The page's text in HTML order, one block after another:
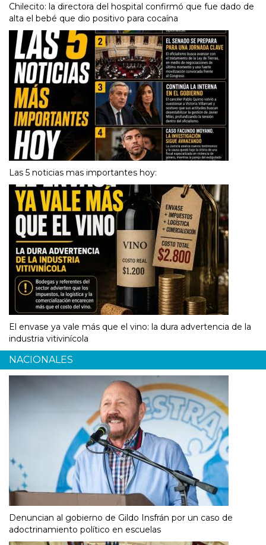
Chilecito: la directora del hospital confirmó que fue dado de
alta el bebé que dio positivo para cocaína
Las 5 noticias mas importantes hoy:
El envase ya vale más que el vino: la dura advertencia de la
industria vitivinícola
NACIONALES
Denuncian al gobierno de Gildo Insfrán por un caso de
adoctrinamiento político en escuelas